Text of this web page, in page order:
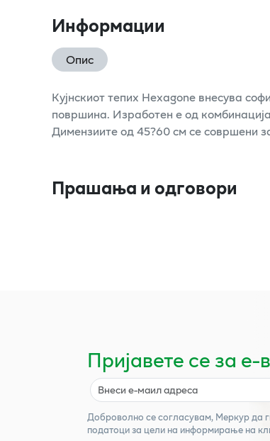
Информации
Опис
Кујнскиот тепих Hexagone внесува
површина. Изработен е од
Димензиите од 45?60 см се совршени
Прашања и одговори
Пријавете се за е-
Доброволно се согласувам, Меркурда
податоци за цели на информирање на